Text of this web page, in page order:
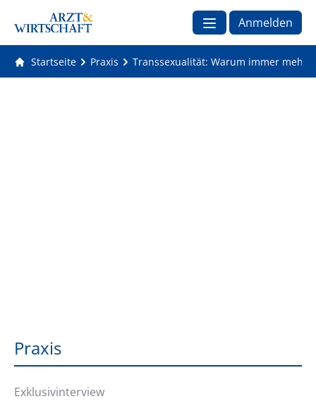
Anmelden
Startseite Praxis Transsexualität: Warum immer mehr
Praxis
Exklusivinterview